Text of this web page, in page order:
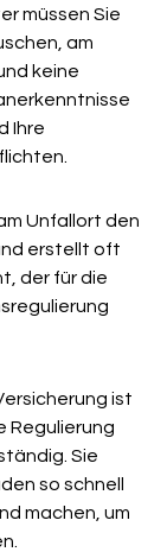
müssen Sie
am
keine
Ihre
Unfallort den
erstellt oft
der für die
ist
Regulierung
Sie
so schnell
machen, um